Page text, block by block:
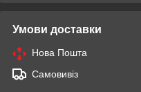
Умови доставки
Нова Пошта
Самовивіз